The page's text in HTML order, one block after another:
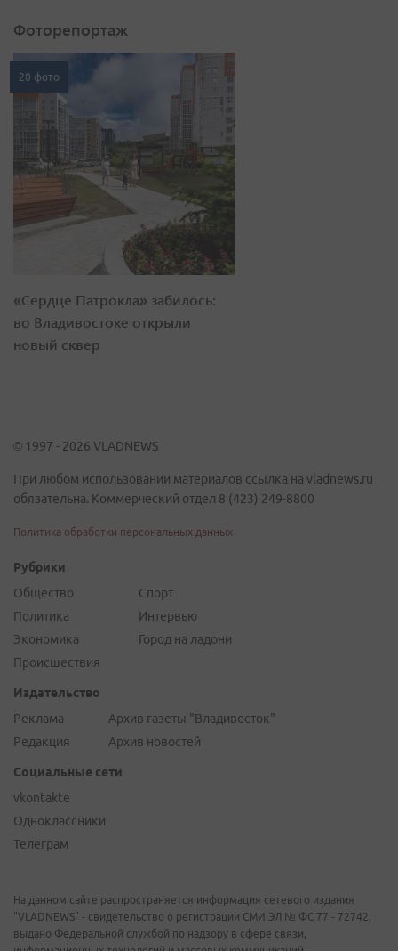
Фоторепортаж
20 фото
«Сердце Патрокла» забилось:
во Владивостоке открыли
новый сквер
© 1997 - 2026 VLADNEWS
При любом использовании материалов ссылка на vladnews.ru
обязательна. Коммерческий отдел 8 (423) 249-8800
Политика обработки персональных данных
Рубрики
Общество
Политика
Экономика
Происшествия
Спорт
Интервью
Город на ладони
Издательство
Реклама
Редакция
Архив газеты "Владивосток"
Архив новостей
Социальные сети
vkontakte
Одноклассники
Телеграм
На данном сайте распространяется информация сетевого издания
"VLADNEWS" - свидетельство о регистрации СМИ ЭЛ № ФС 77 - 72742,
выдано Федеральной службой по надзору в сфере связи,